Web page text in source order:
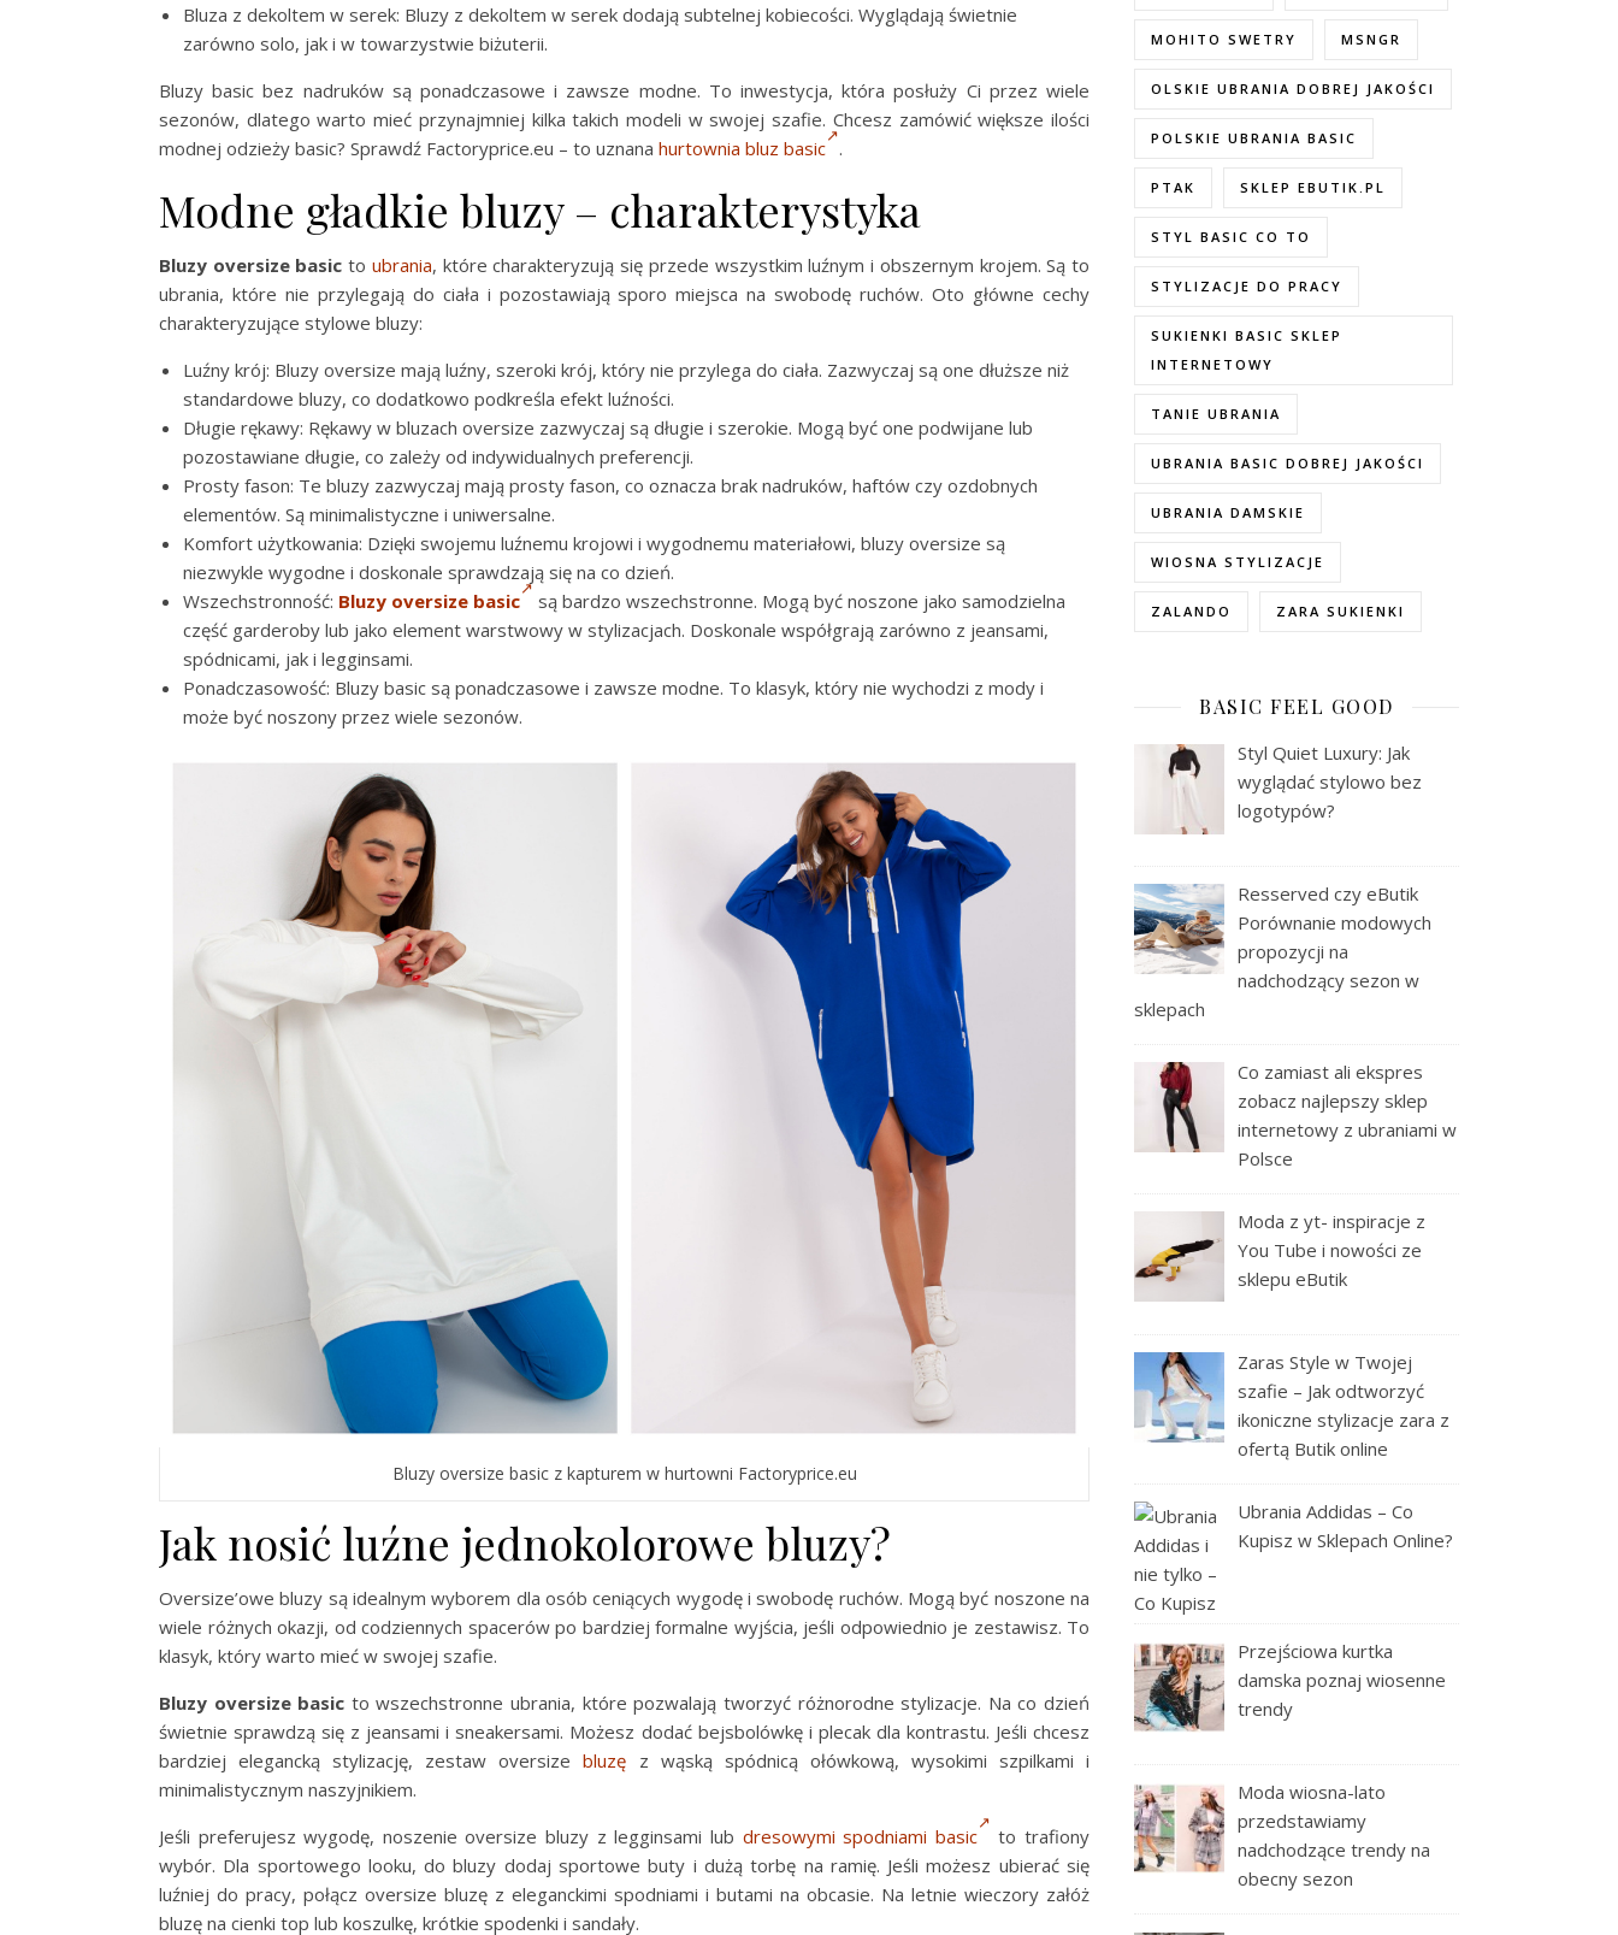
Bluza z dekoltem w serek: Bluzy z dekoltem w serek dodają subtelnej kobiecości. Wyglądają świetnie
zarówno solo, jak i w towarzystwie biżuterii.
Bluzy basic bez nadruków są ponadczasowe i zawsze modne. To inwestycja, która posłuży Ci przez wiele
sezonów, dlatego warto mieć przynajmniej kilka takich modeli w swojej szafie. Chcesz zamówić większe ilości
modnej odzieży basic? Sprawdź Factoryprice.eu – to uznana hurtownia bluz basic .
Modne gładkie bluzy – charakterystyka
Bluzy oversize basic to ubrania, które charakteryzują się przede wszystkim luźnym i obszernym krojem. Są to
ubrania, które nie przylegają do ciała i pozostawiają sporo miejsca na swobodę ruchów. Oto główne cechy
charakteryzujące stylowe bluzy:
Luźny krój: Bluzy oversize mają luźny, szeroki krój, który nie przylega do ciała. Zazwyczaj są one dłuższe niż
standardowe bluzy, co dodatkowo podkreśla efekt luźności.
Długie rękawy: Rękawy w bluzach oversize zazwyczaj są długie i szerokie. Mogą być one podwijane lub
pozostawiane długie, co zależy od indywidualnych preferencji.
Prosty fason: Te bluzy zazwyczaj mają prosty fason, co oznacza brak nadruków, haftów czy ozdobnych
elementów. Są minimalistyczne i uniwersalne.
Komfort użytkowania: Dzięki swojemu luźnemu krojowi i wygodnemu materiałowi, bluzy oversize są
niezwykle wygodne i doskonale sprawdzają się na co dzień.
Wszechstronność: Bluzy oversize basic
są bardzo wszechstronne. Mogą być noszone jako samodzielna
część garderoby lub jako element warstwowy w stylizacjach. Doskonale współgrają zarówno z jeansami,
spódnicami, jak i legginsami.
Ponadczasowość: Bluzy basic są ponadczasowe i zawsze modne. To klasyk, który nie wychodzi z mody i
może być noszony przez wiele sezonów.
Bluzy oversize basic z kapturem w hurtowni Factoryprice.eu
Jak nosić luźne jednokolorowe bluzy?
Oversize’owe bluzy są idealnym wyborem dla osób ceniących wygodę i swobodę ruchów. Mogą być noszone na
wiele różnych okazji, od codziennych spacerów po bardziej formalne wyjścia, jeśli odpowiednio je zestawisz. To
klasyk, który warto mieć w swojej szafie.
Bluzy oversize basic to wszechstronne ubrania, które pozwalają tworzyć różnorodne stylizacje. Na co dzień
świetnie sprawdzą się z jeansami i sneakersami. Możesz dodać bejsbolówkę i plecak dla kontrastu. Jeśli chcesz
bardziej elegancką stylizację, zestaw oversizebluzę z wąską spódnicą ołówkową, wysokimi szpilkami i
minimalistycznym naszyjnikiem.
Jeśli preferujesz wygodę, noszenie oversize bluzy z legginsami lub dresowymi spodniami basic
to trafiony
wybór. Dla sportowego looku, do bluzy dodaj sportowe buty i dużą torbę na ramię. Jeśli możesz ubierać się
luźniej do pracy, połącz oversize bluzę z eleganckimi spodniami i butami na obcasie. Na letnie wieczory załóż
bluzę na cienki top lub koszulkę, krótkie spodenki i sandały.
MOHITO SWETRY MSNGR
OLSKIE UBRANIA DOBREJ JAKOŚCI
POLSKIE UBRANIA BASIC
PTAK SKLEP EBUTIK.PL
STYL BASIC CO TO
STYLIZACJE DO PRACY
SUKIENKI BASIC SKLEP
INTERNETOWY
TANIE UBRANIA
UBRANIA BASIC DOBREJ JAKOŚCI
UBRANIA DAMSKIE
WIOSNA STYLIZACJE
ZALANDO ZARA SUKIENKI
BASIC FEEL GOOD
Styl Quiet Luxury: Jak
wyglądać stylowo bez
logotypów?
Resserved czy eButik
Porównanie modowych
propozycji na
nadchodzący sezon w
sklepach
Co zamiast ali ekspres
zobacz najlepszy sklep
internetowy z ubraniami w
Polsce
Moda z yt- inspiracje z
You Tube i nowości ze
sklepu eButik
Zaras Style w Twojej
szafie – Jak odtworzyć
ikoniczne stylizacje zara z
ofertą Butik online
Ubrania Addidas – Co
Kupisz w Sklepach Online?
Przejściowa kurtka
damska poznaj wiosenne
trendy
Moda wiosna-lato
przedstawiamy
nadchodzące trendy na
obecny sezon